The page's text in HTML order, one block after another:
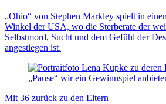
„Ohio“ von Stephen Markley spielt in
Winkel der USA, wo die Sterberate der
Selbstmord, Sucht und dem Gefühl der
angestiegen ist.
Mit 36 zurück zu den Eltern